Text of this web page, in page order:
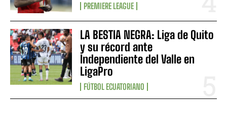
PREMIERE LEAGUE
LA BESTIA NEGRA: Liga de Quito
y su récord ante
Independiente del Valle en
LigaPro
FÚTBOL ECUATORIANO